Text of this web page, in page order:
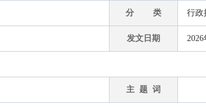
分 类 行政
发文日期 2026
主 题 词